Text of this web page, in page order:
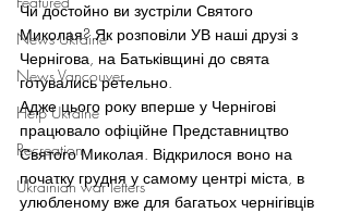
News Ukraine
News Vancouver
Help Ukraine
Recreation
Ukrainian war letters
Чи достойно ви зустріли Святого
Миколая? Як розповіли УВ наші друзі з
Чернігова, на Батьківщині до свята
готувались ретельно.
Адже цього року вперше у Чернігові
працювало офіційне Представництво
Святого Миколая. Відкрилося воно на
початку грудня у самому центрі міста, в
улюбленому вже для багатьох чернігівців